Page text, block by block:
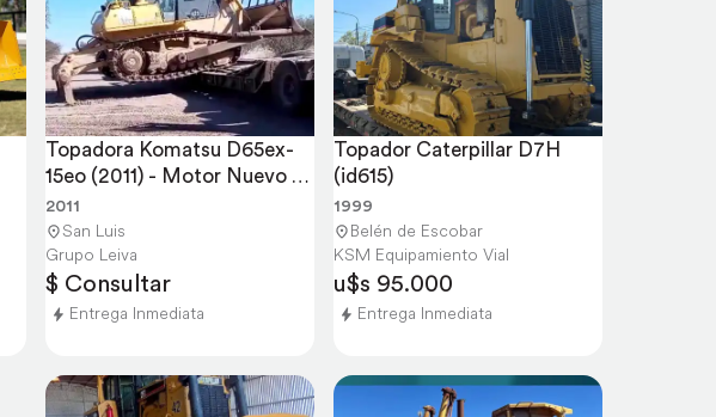
Topadora Komatsu D65ex-
15eo (2011) - Motor Nuevo
Oficial
2011
San Luis
Grupo Leiva
$ Consultar
Entrega Inmediata
Topador Caterpillar D7H
(id615)
1999
Belén de Escobar
KSM Equipamiento Vial
u$s 95.000
Entrega Inmediata